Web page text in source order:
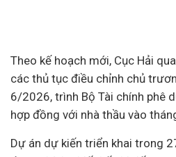
Theo kế hoạch mới, Cục Hải
các thủ tục điều chỉnh chủ
6/2026, trình Bộ Tài chính phê
hợp đồng với nhà thầu vào
Dự án dự kiến triển khai trong